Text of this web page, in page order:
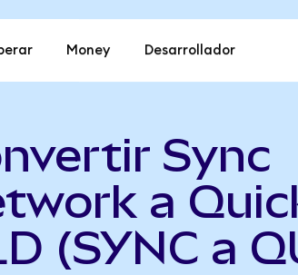
Money Desarrollador
Sync
a
(SYNC a